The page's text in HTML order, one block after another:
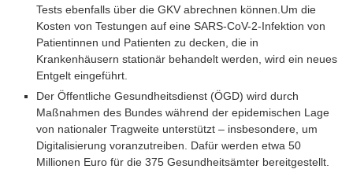
Tests ebenfalls über die GKV abrechnen können.Um die
Kosten von Testungen auf eine SARS-CoV-2-Infektion von
Patientinnen und Patienten zu decken, die in
Krankenhäusern stationär behandelt werden, wird ein neues
Entgelt eingeführt.
Der Öffentliche Gesundheitsdienst (ÖGD) wird durch
Maßnahmen des Bundes während der epidemischen Lage
von nationaler Tragweite unterstützt – insbesondere, um
Digitalisierung voranzutreiben. Dafür werden etwa 50
Millionen Euro für die 375 Gesundheitsämter bereitgestellt.